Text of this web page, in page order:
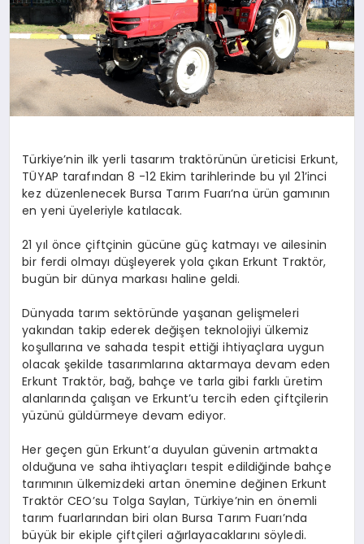
Türkiye’nin ilk yerli tasarım traktörünün üreticisi Erkunt,
TÜYAP tarafından 8 -12 Ekim tarihlerinde bu yıl 21’inci
kez düzenlenecek Bursa Tarım Fuarı’na ürün gamının
en yeni üyeleriyle katılacak.
21 yıl önce çiftçinin gücüne güç katmayı ve ailesinin
bir ferdi olmayı düşleyerek yola çıkan Erkunt Traktör,
bugün bir dünya markası haline geldi.
Dünyada tarım sektöründe yaşanan gelişmeleri
yakından takip ederek değişen teknolojiyi ülkemiz
koşullarına ve sahada tespit ettiği ihtiyaçlara uygun
olacak şekilde tasarımlarına aktarmaya devam eden
Erkunt Traktör, bağ, bahçe ve tarla gibi farklı üretim
alanlarında çalışan ve Erkunt’u tercih eden çiftçilerin
yüzünü güldürmeye devam ediyor.
Her geçen gün Erkunt’a duyulan güvenin artmakta
olduğuna ve saha ihtiyaçları tespit edildiğinde bahçe
tarımının ülkemizdeki artan önemine değinen Erkunt
Traktör CEO’su Tolga Saylan, Türkiye’nin en önemli
tarım fuarlarından biri olan Bursa Tarım Fuarı’nda
büyük bir ekiple çiftçileri ağırlayacaklarını söyledi.